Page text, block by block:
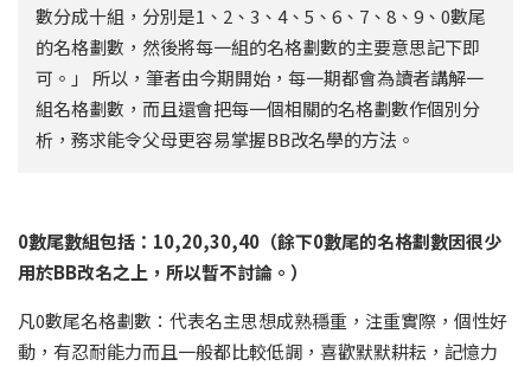
數分成十組，分別是1、2、3、4、5、6、7、8、9、0數尾
的名格劃數，然後將每一組的名格劃數的主要意思記下即
可。」 所以，筆者由今期開始，每一期都會為讀者講解一
組名格劃數，而且還會把每一個相關的名格劃數作個別分
析，務求能令父母更容易掌握BB改名學的方法。
0數尾數組包括：10,20,30,40（餘下0數尾的名格劃數因很少
用於BB改名之上，所以暫不討論。）
凡0數尾名格劃數：代表名主思想成熟穩重，注重實際，個性好
動，有忍耐能力而且一般都比較低調，喜歡默默耕耘，記憶力